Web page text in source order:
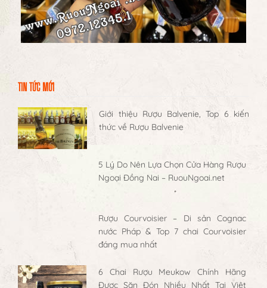
TIN TỨC MỚI
Giới thiệu Rượu Balvenie, Top 6 kiến
thức về Rượu Balvenie
5 Lý Do Nên Lựa Chọn Cửa Hàng Rượu
Ngoại Đồng Nai – RuouNgoai.net
Rượu Courvoisier – Di sản Cognac
nước Pháp & Top 7 chai Courvoisier
đáng mua nhất
6 Chai Rượu Meukow Chính Hãng
Được Săn Đón Nhiều Nhất Tại Việt